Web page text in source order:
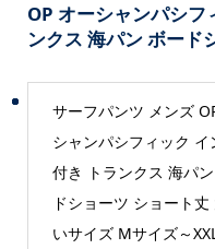
OP オーシャンパシフ
ンクス 海パン ボード
サーフパンツ メンズ
シャンパシフィック イ
付き トランクス 海パ
ドショーツ ショート丈
いサイズ Mサイズ～